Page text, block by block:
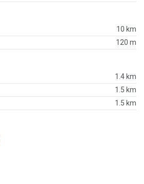
10 km
120 m
1.4 km
1.5 km
1.5 km